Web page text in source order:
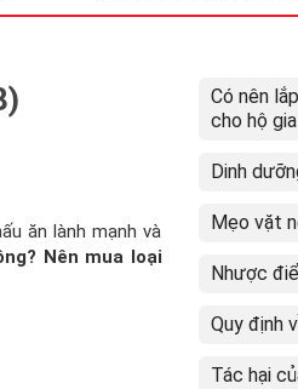
ăn lành mạnh và
Nên mua loại
Có nên
cho hộ
Dinh
Mẹo vặt
Nhược
Quy định
Tác hại